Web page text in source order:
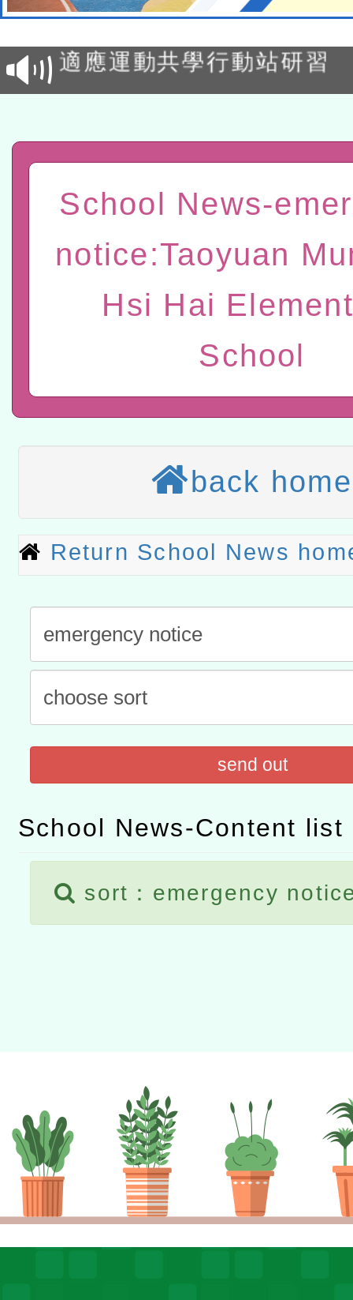
本校115學年度第2次代理
結果公告(無人報名，續辦
適應運動共學行動站研習
本館辦理115年度閱讀磐
程
「數位內容與教學軟體線
t」
有關大陸委員會函釋公務
赴陸應申請許可一案
轉知經濟部水利署委託財
位及節水達人選拔活動」
市孔廟祈福系列活動—儒
2026年桃園地景藝術節教
結果公告(無人報名，續辦
適應運動共學行動站研習
本館辦理115年度閱讀磐
讀推動專業研習
科技賦能─人工智慧(AI)工
程
A3數位素養講師名單
「數位內容與教學軟體線
t」
有關大陸委員會函釋公務
轉知經濟部水利署委託財
研究院辦理「115年表揚
位及節水達人選拔活動」
115年8月22日(星期六)辦
市孔廟祈福系列活動—儒
2026年桃園地景藝術節教
School News-
notice:Taoyuan
Hsi Hai
School
back home
Return School News
send out
School News-Content list
sort：emergency